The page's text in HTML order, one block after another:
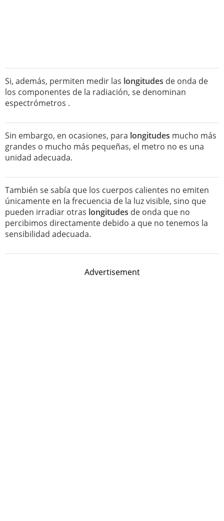
Si, además, permiten medir las longitudes de onda de
los componentes de la radiación, se denominan
espectrómetros .
Sin embargo, en ocasiones, para longitudes mucho más
grandes o mucho más pequeñas, el metro no es una
unidad adecuada.
También se sabía que los cuerpos calientes no emiten
únicamente en la frecuencia de la luz visible, sino que
pueden irradiar otras longitudes de onda que no
percibimos directamente debido a que no tenemos la
sensibilidad adecuada.
Advertisement